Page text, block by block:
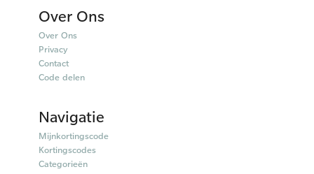
Over Ons
Over Ons
Privacy
Contact
Code delen
Navigatie
Mijnkortingscode
Kortingscodes
Categorieën